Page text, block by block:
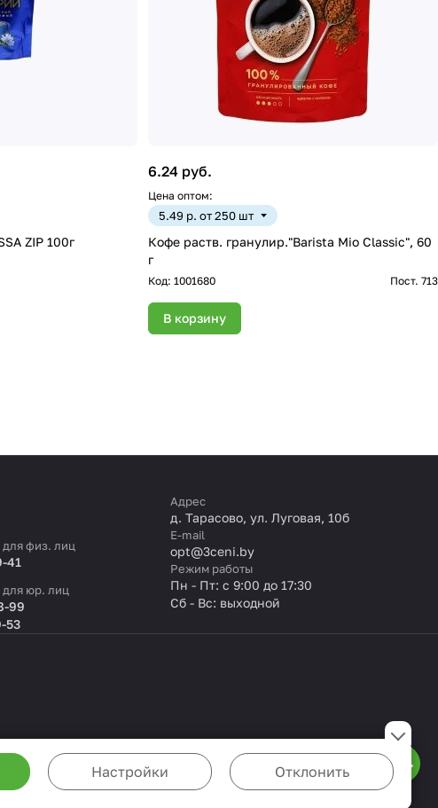
ZIP 100г
6.24 руб.
Цена оптом:
5.49 р. от 250 шт
Кофе раств. гранулир."Barista Mio Classic", 60
г
Код: 1001680 Пост. 713
В корзину
физ. лиц
41
для юр. лиц
99
53
Адрес
д. Тарасово, ул. Луговая, 10б
E-mail
opt@3ceni.by
Режим работы
Пн - Пт: с 9:00 до 17:30
Сб - Вс: выходной
Настройки Отклонить